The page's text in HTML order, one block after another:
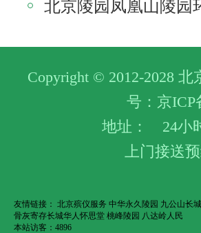
Copyright © 2012-2028
号： 京ICP
地址： 24小
上门接送
友情链接： 北京殡仪服务 中华永久陵园 九公山长
骨灰寄存长城华人怀思堂 桃峰陵园 八达岭人民
本站访客：4896